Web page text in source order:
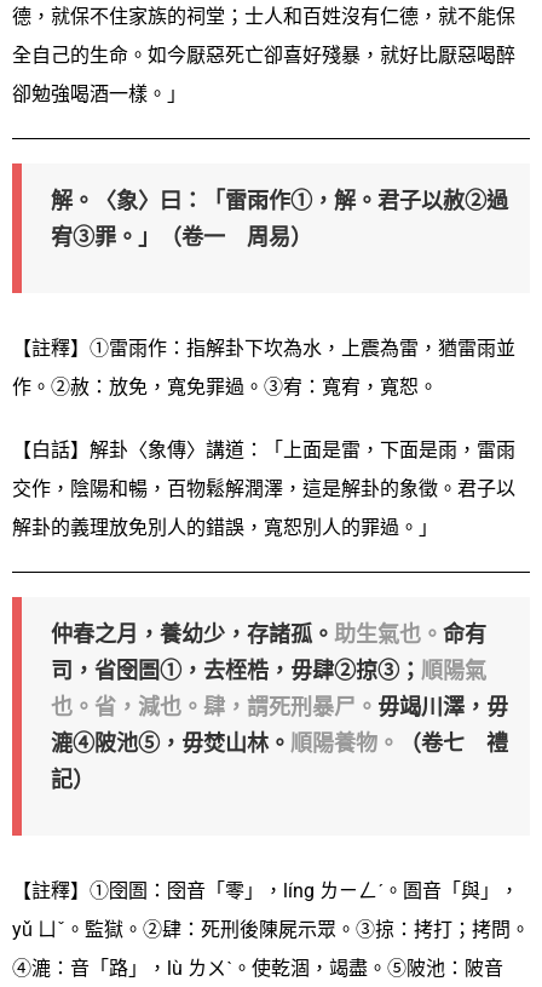
德，就保不住家族的祠堂；士人和百姓沒有仁德，就不能保
全自己的生命。如今厭惡死亡卻喜好殘暴，就好比厭惡喝醉
卻勉強喝酒一樣。」
解。〈象〉曰：「雷雨作①，解。君子以赦②過
宥③罪。」（卷一 周易）
【註釋】①雷雨作：指解卦下坎為水，上震為雷，猶雷雨並
作。②赦：放免，寬免罪過。③宥：寬宥，寬恕。
【白話】解卦〈象傳〉講道：「上面是雷，下面是雨，雷雨
交作，陰陽和暢，百物鬆解潤澤，這是解卦的象徵。君子以
解卦的義理放免別人的錯誤，寬恕別人的罪過。」
仲春之月，養幼少，存諸孤。 助生氣也。 命有
司，省囹圄①，去桎梏，毋肆②掠③； 順陽氣
也。省，減也。肆，謂死刑暴尸。 毋竭川澤，毋
漉④陂池⑤，毋焚山林。 順陽養物。
（卷七 禮
記）
【註釋】①囹圄：囹音「零」，líng ㄌㄧㄥˊ。圄音「與」，
yǔ ㄩˇ。監獄。②肆：死刑後陳屍示眾。③掠：拷打；拷問。
④漉：音「路」，lù ㄌㄨˋ。使乾涸，竭盡。⑤陂池：陂音